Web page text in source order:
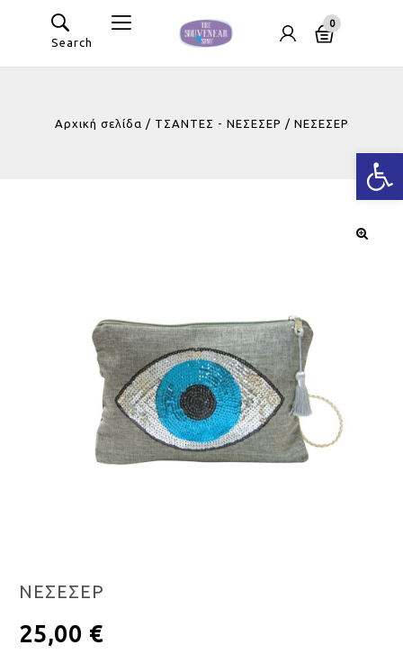
Search
0
Αρχική σελίδα / ΤΣΑΝΤΕΣ - ΝΕΣΕΣΕΡ / ΝΕΣΕΣΕΡ
ΝΕΣΕΣΕΡ
25,00 €